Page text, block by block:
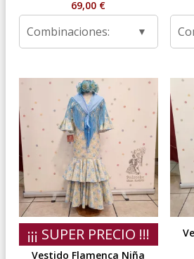
69,00 €
Combinaciones:
¡¡¡ SUPER PRECIO !!!
Vestido Flamenca Niña